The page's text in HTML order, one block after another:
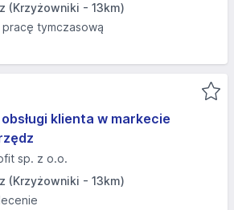
(Krzyżowniki - 13km)
tymczasową
klienta w markecie
sp. z o.o.
(Krzyżowniki - 13km)